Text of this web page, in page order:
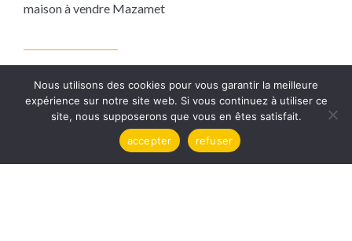
maison à vendre Mazamet
Nous utilisons des cookies pour vous garantir la meilleure
expérience sur notre site web. Si vous continuez à utiliser ce
site, nous supposerons que vous en êtes satisfait.
accepter
refuser